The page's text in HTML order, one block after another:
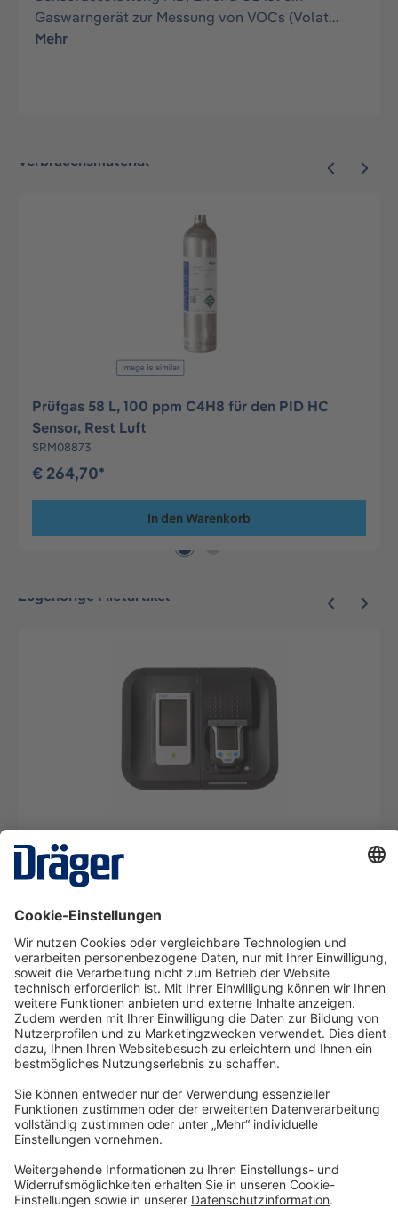
Gaswarngerät zur Messung von VOCs (Volat…
Mehr
Verbrauchsmaterial
Prüfgas 58 L, 100 ppm C4H8 für den PID HC
Sensor, Rest Luft
SRM08873
€ 264,70*
In den Warenkorb
Zugehörige Mietartikel
X-dock Set 5300 für die X-am 8000 Serie
SRM11940
Ab € 24,12* pro Tag
Details
Service-Hotline
Shop Service